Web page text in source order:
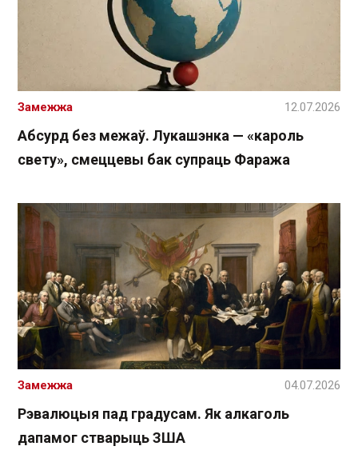
Абсурд без межаў. Лукашэнка — «кароль
свету», смеццевы бак супраць Фаража
Замежжа 12.07.2026
Рэвалюцыя пад градусам. Як алкаголь
дапамог стварыць ЗША
Замежжа 04.07.2026